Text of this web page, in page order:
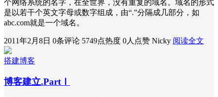
个网络系统的名字，在全世界，没有重复的域名。域名的形式
是以若干个英文字母或数字组成，由“.”分隔成几部分，如
abc.com就是一个域名。
2011年2月8日 0条评论 5749点热度 0人点赞 Nicky 阅读全文
搭建博客
博客建立.PartⅠ